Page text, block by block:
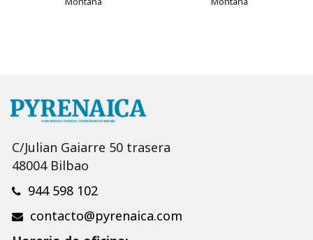
C/Julian Gaiarre 50 trasera
48004 Bilbao
944 598 102
contacto@pyrenaica.com